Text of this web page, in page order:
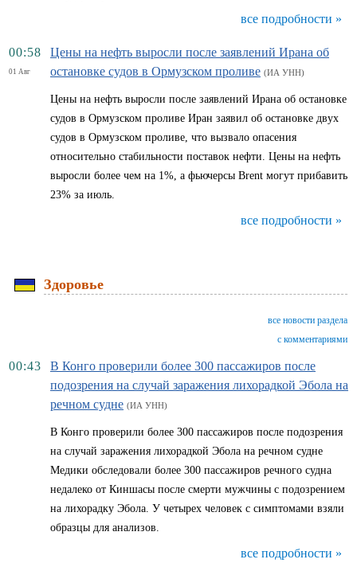
все подробности »
00:58
01 Авг
Цены на нефть выросли после заявлений Ирана об
остановке судов в Ормузском проливе (ИА УНН)
Цены на нефть выросли после заявлений Ирана об остановке
судов в Ормузском проливе Иран заявил об остановке двух
судов в Ормузском проливе, что вызвало опасения
относительно стабильности поставок нефти. Цены на нефть
выросли более чем на 1%, а фьючерсы Brent могут прибавить
23% за июль.
все подробности »
Здоровье
все новости раздела
с комментариями
00:43
В Конго проверили более 300 пассажиров после
подозрения на случай заражения лихорадкой Эбола на
речном судне (ИА УНН)
В Конго проверили более 300 пассажиров после подозрения
на случай заражения лихорадкой Эбола на речном судне
Медики обследовали более 300 пассажиров речного судна
недалеко от Киншасы после смерти мужчины с подозрением
на лихорадку Эбола. У четырех человек с симптомами взяли
образцы для анализов.
все подробности »